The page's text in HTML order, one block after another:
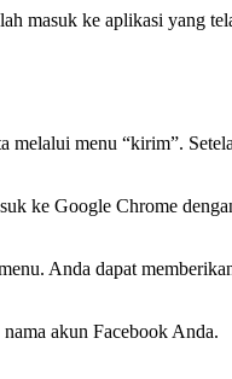
masuk ke aplikasi yang
menu “kirim”.
ke Google Chrome
Anda dapat
akun Facebook Anda.